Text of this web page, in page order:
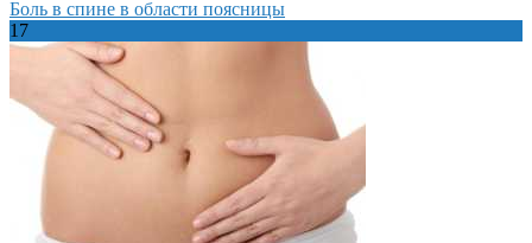
Боль в спине в области поясницы
17